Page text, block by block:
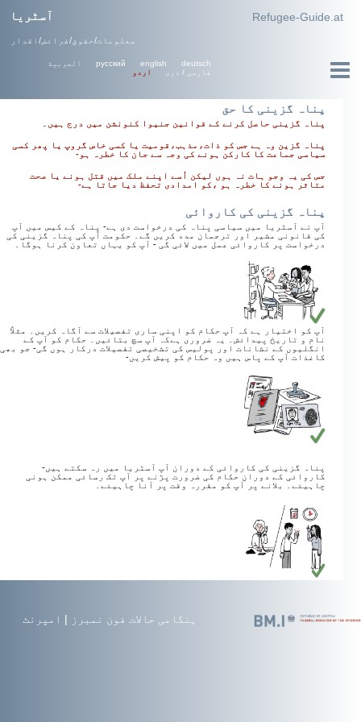
Refugee-Guide.at آسٹریا
معلومات/حقوق/فرائض/اقدار
deutsch
english
русский
العربية
فارسی / دری
اردو
پناہ گزینی کا حق
پناہ گزینی حاصل کرنے کے قوانین جنیوا کنونشن میں درج ہیں۔
پناہ گزین وہ ہے جس کو ذات،مذہب،قومیت یا کسی خاص گروپ یا پھر کسی
سیاسی جماعت کا کارکن ہونے کی وجہ سے جان کا خطرہ ہو-
جس کی یہ وجو ہات نہ ہوں لیکن اُسے اپنے ملک میں قتل ہونے یا صحت
متاثر ہونے کا خطرہ ہو ،کو امدادی تحفظ دیا جاتا ہے-
پناہ گزینی کی کاروائی
آپ نے آسٹریا میں سیاسی پناہ کی درخواست دی ہے- پناہ کے کیس میں آپ
کی قانونی مشیر اور ترجمان مدد کریں گے۔ حکومت آپ کی پناہ گزینی کی
درخواست پر کاروائی عمل میں لائی گی - آپ کو یہاں تعاون کرنا ہوگا۔
آپ کو اختیار ہے کہ آپ حکام کو اپنی ساری تفصیلات سے آگاہ کریں۔ مثلاً
نام و تاریخ پیدائش۔ یہ ضروری ہےکہ آپ سچ بتائیں۔ حکام کو آپ کے
انگلیوں کے نشانات اور پولیس کی تشخیصی تفصیلات درکار ہوں گی- جو بھی
کاغذات آپ کے پاس ہیں وہ حکام کو پیش کریں-
پناہ گزینی کی کاروائی کے دوران آپ آسٹریا میں رہ سکتے ہیں-
کاروائی کے دوران حکام کی ضرورت پڑنے پر آپ تک رسائی ممکن ہونی
چاہیئے۔ بلانے پر آپ کو مقررہ وقت پر آنا چاہیئے۔
ہنگامی حالات فون نمبرز امپرنٹ